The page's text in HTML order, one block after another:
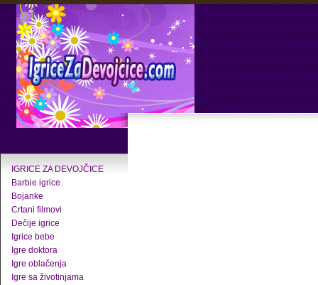
IGRICE ZA DEVOJČICE
Barbie igrice
Bojanke
Crtani filmovi
Dečije igrice
Igrice bebe
Igre doktora
Igre oblačenja
Igre sa životinjama